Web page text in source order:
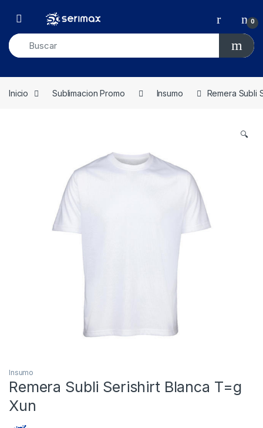
Open 0
Inicio Sublimacion Promo Insumo Remera Subli
🔍
Insumo
Remera Subli Serishirt Blanca T=g
Xun